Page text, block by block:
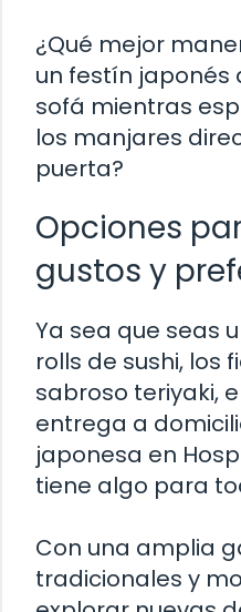
¿Qué mejor
un festín japonés
sofá mientras
los manjares
puerta?
Opciones
gustos y
Ya sea que seas
rolls de sushi, los
sabroso teriyaki,
entrega a
japonesa en
tiene algo para
Con una amplia
tradicionales y